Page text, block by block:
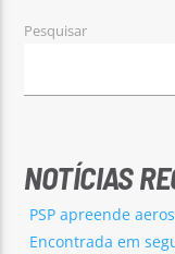
Pesquisar
NOTÍCIAS
PSP apreende
Encontrada em